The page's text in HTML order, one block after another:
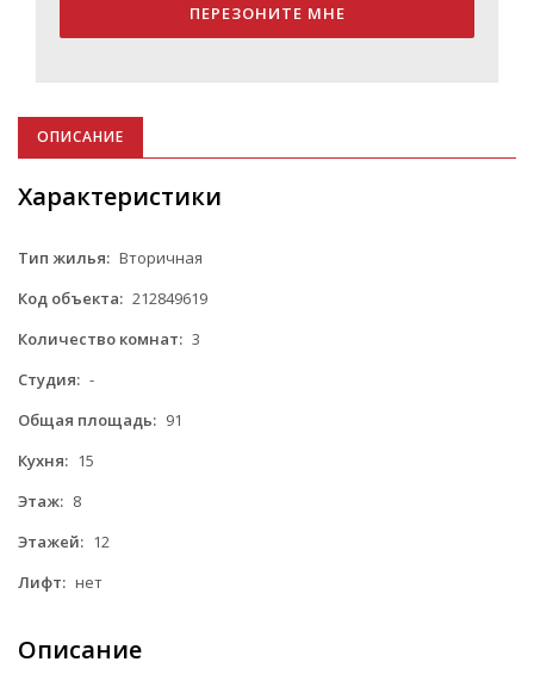
ПЕРЕЗОНИТЕ МНЕ
ОПИСАНИЕ
Характеристики
Тип жилья: Вторичная
Код объекта: 212849619
Количество комнат: 3
Студия: -
Общая площадь: 91
Кухня: 15
Этаж: 8
Этажей: 12
Лифт: нет
Описание